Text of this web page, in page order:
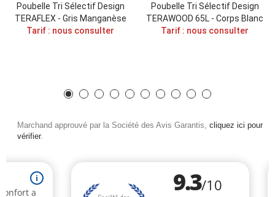
Poubelle Tri Sélectif Design
TERAFLEX - Gris Manganèse
Tarif : nous consulter
Poubelle Tri Sélectif Design
TERAWOOD 65L - Corps Blanc
Tarif : nous consulter
Marchand approuvé par la Société des Avis Garantis, cliquez ici pour
vérifier.